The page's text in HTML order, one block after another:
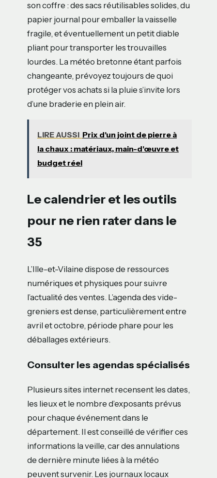
son coffre : des sacs réutilisables solides, du
papier journal pour emballer la vaisselle
fragile, et éventuellement un petit diable
pliant pour transporter les trouvailles
lourdes. La météo bretonne étant parfois
changeante, prévoyez toujours de quoi
protéger vos achats si la pluie s’invite lors
d’une braderie en plein air.
LIRE AUSSI Prix d'un joint de pierre à
la chaux : matériaux, main-d'œuvre et
budget réel
Le calendrier et les outils
pour ne rien rater dans le
35
L’Ille-et-Vilaine dispose de ressources
numériques et physiques pour suivre
l’actualité des ventes. L’agenda des vide-
greniers est dense, particulièrement entre
avril et octobre, période phare pour les
déballages extérieurs.
Consulter les agendas spécialisés
Plusieurs sites internet recensent les dates,
les lieux et le nombre d’exposants prévus
pour chaque événement dans le
département. Il est conseillé de vérifier ces
informations la veille, car des annulations
de dernière minute liées à la météo
peuvent survenir. Les journaux locaux